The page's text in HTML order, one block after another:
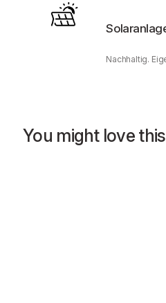
Nachhaltig.
You might love this